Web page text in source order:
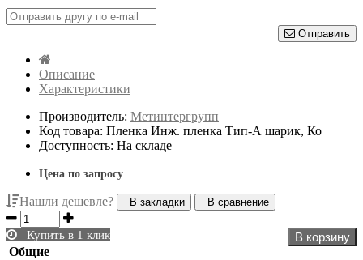
Отправить
Описание
Характеристики
Производитель: Метинтергрупп
Код товара: Пленка Инж. пленка Тип-А шарик, Ко
Доступность: На складе
Цена по запросу
Нашли дешевле? В закладки В сравнение
В корзину
Купить в 1 клик
Общие